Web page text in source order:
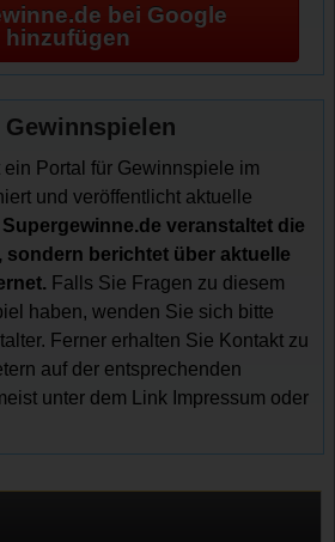
bei Google
hinzufügen
Portal für Gewinnspiele im
und veröffentlicht aktuelle
Supergewinne.de veranstaltet die
sondern berichtet über aktuelle
Falls Sie Fragen zu diesem
haben, wenden Sie sich bitte
Ferner erhalten Sie Kontakt zu
auf der entsprechenden
unter dem Link Impressum oder